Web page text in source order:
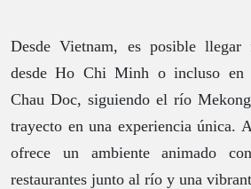
Desde Vietnam, es posible llegar
desde Ho Chi Minh o incluso en
Chau Doc, siguiendo el río
trayecto en una experiencia única.
ofrece un ambiente animado
restaurantes junto al río y una